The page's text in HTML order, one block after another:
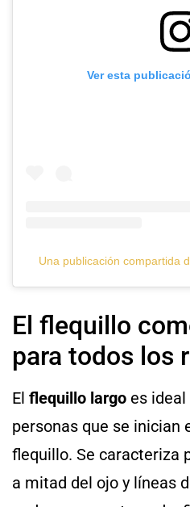
Ver esta
Una publicación compartida
El flequillo
para todos los
El flequillo largo es
personas que se inician
flequillo. Se caracteriza
a mitad del ojo y líneas